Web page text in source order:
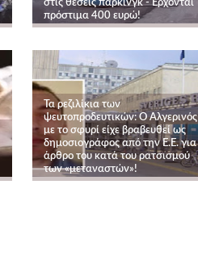
στις θέσεις πάρκινγκ - Ερχονται
πρόστιμα 400 ευρώ!
Τα ρεζιλίκια των
ψευτοπροδευτικών: Ο Αλγερινός
με το σφυρί είχε βραβευθεί ως
δημοσιογράφος από την Ε.Ε. για
άρθρο του κατά του ρατσισμού
των «μεταναστών»!